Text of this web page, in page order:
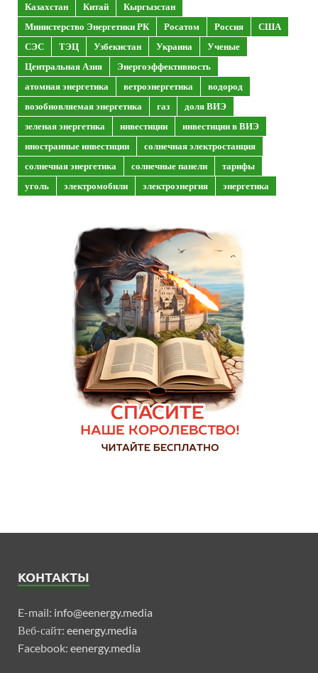
Казахстан
Китай
Кыргызстан
Министерство Энергетики РК
Росатом Россия
США
СЭС
ТЭЦ Узбекистан Украина
Ученые
Центральная Азия
Энергоэффективность
атомная энергетика
ветроэнергетика
водород
возобновляемая энергетика
газ
доля ВИЭ
зеленая энергетика
инвестиции
инвестиции в ВИЭ
иностранные инвестиции
солнечная электростанция
солнечная энергетика
солнечные панели
тарифы
уголь
электромобили электроэнергия энергетика
КОНТАКТЫ
E-mail: info@eenergy.media
Веб-сайт: eenergy.media
Facebook: eenergy.media